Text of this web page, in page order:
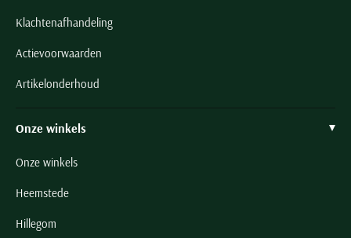
Klachtenafhandeling
Actievoorwaarden
Artikelonderhoud
Onze winkels
Onze winkels
Heemstede
Hillegom